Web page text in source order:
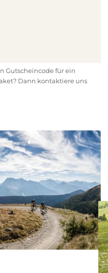
Gutscheincode für ein
Dann kontaktiere uns